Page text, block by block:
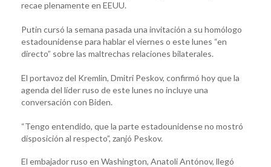
recae plenamente en EEUU.
Putin cursó la semana pasada una invitación a su homólogo
estadounidense para hablar el viernes o este lunes “en
directo” sobre las maltrechas relaciones bilaterales.
El portavoz del Kremlin, Dmitri Peskov, confirmó hoy que la
agenda del líder ruso de este lunes no incluye una
conversación con Biden.
“Tengo entendido, que la parte estadounidense no mostró
disposición al respecto”, zanjó Peskov.
El embajador ruso en Washington, Anatoli Antónov, llegó